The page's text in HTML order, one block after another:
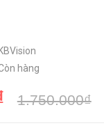
KBVision
hàng
1.750.000₫